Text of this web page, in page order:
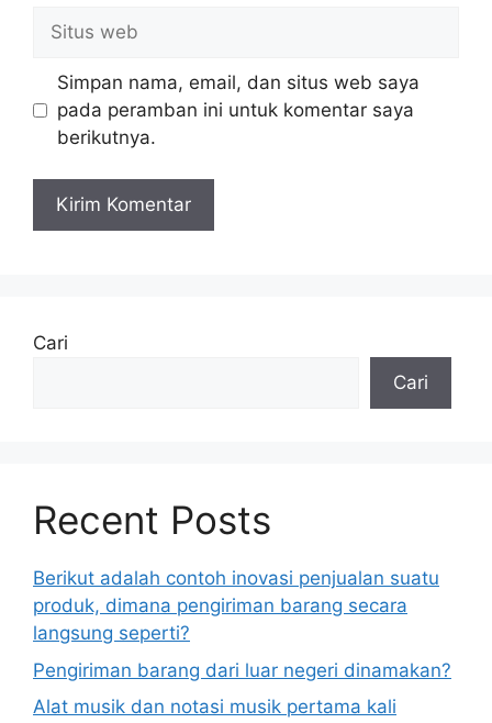
web
Simpan nama, email, dan situs web saya
pada peramban ini untuk komentar saya
berikutnya.
Cari
Cari
Recent Posts
Berikut adalah contoh inovasi penjualan suatu
produk, dimana pengiriman barang secara
langsung seperti?
Pengiriman barang dari luar negeri dinamakan?
Alat musik dan notasi musik pertama kali